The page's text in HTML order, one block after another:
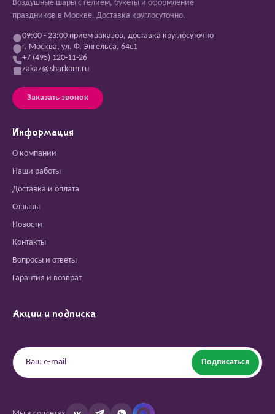
Воздушные шары с гелием, букеты и оформление
праздников в Москве. Доставка круглосуточно.
09:00 - 23:00 прием заказов, доставка круглосуточно
г. Москва, ул. Ф. Энгельса, 64с1
+7 (495) 120-11-26
zakaz@sharkom.ru
Заказать звонок
Информация
О компании
Наши работы
Доставка и оплата
Отзывы
Новости
Контакты
Вопросы и ответы
Гарантия и возврат
Акции и подписка
Подписаться